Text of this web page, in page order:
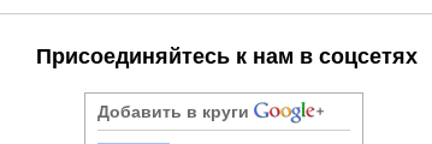
Присоединяйтесь к нам в соцсетях
Добавить в круги